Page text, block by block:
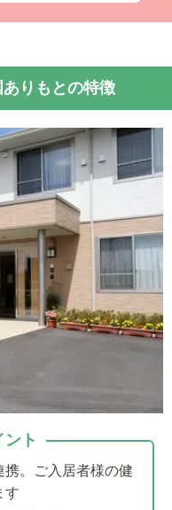
りもとの特徴
ト
。ご入居者様の健
す